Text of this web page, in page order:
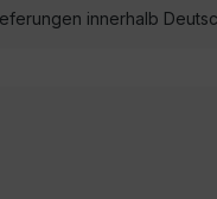
innerhalb